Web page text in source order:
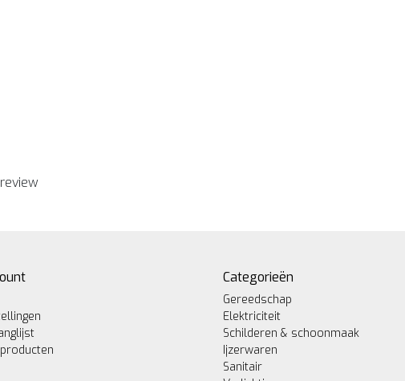
Categorieën
Gereedschap
Elektriciteit
Schilderen & schoonmaak
Ijzerwaren
Sanitair